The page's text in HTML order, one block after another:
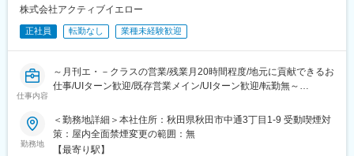
株式会社アクティブイエロー
正社員 転勤なし 業種未経験歓迎
仕事内容
～月刊エ・－クラスの営業/残業月20時間程度/地元に貢献できるお
仕事/UIターン歓迎/既存営業メイン/UIターン歓迎/転勤無～
■業務内容：
当社営業として月刊誌媒体及び広告代理店業務全般をご担当いた
だきます。
勤務地
＜勤務地詳細＞本社住所：秋田県秋田市中通3丁目1-9 受動喫煙対
策：屋内全面禁煙変更の範囲：無
【最寄り駅】